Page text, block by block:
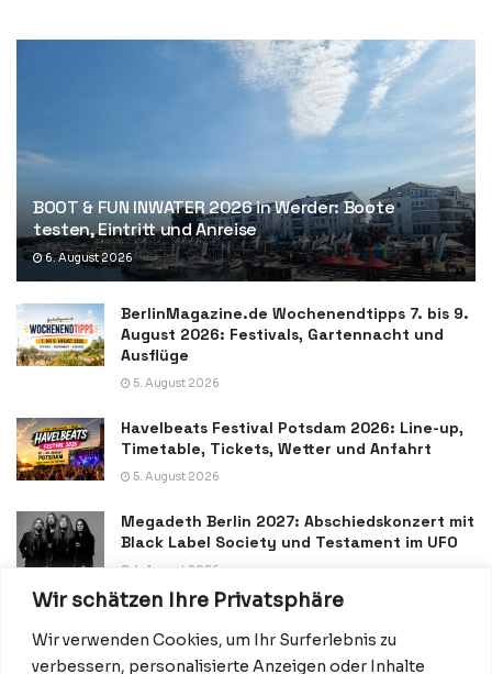
Wir schätzen Ihre Privatsphäre
Wir verwenden Cookies, um Ihr Surferlebnis zu
verbessern, personalisierte Anzeigen oder Inhalte
BOOT & FUN INWATER 2026 in Werder: Boote
testen, Eintritt und Anreise
6. August 2026
BerlinMagazine.de Wochenendtipps 7. bis 9.
August 2026: Festivals, Gartennacht und
Ausflüge
5. August 2026
Havelbeats Festival Potsdam 2026: Line-up,
Timetable, Tickets, Wetter und Anfahrt
5. August 2026
Megadeth Berlin 2027: Abschiedskonzert mit
Black Label Society und Testament im UFO
4. August 2026